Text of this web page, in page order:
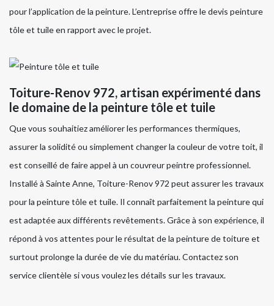
pour l’application de la peinture. L’entreprise offre le devis peinture
tôle et tuile en rapport avec le projet.
Toiture-Renov 972, artisan expérimenté dans
le domaine de la peinture tôle et tuile
Que vous souhaitiez améliorer les performances thermiques,
assurer la solidité ou simplement changer la couleur de votre toit, il
est conseillé de faire appel à un couvreur peintre professionnel.
Installé à Sainte Anne, Toiture-Renov 972 peut assurer les travaux
pour la peinture tôle et tuile. Il connaît parfaitement la peinture qui
est adaptée aux différents revêtements. Grâce à son expérience, il
répond à vos attentes pour le résultat de la peinture de toiture et
surtout prolonge la durée de vie du matériau. Contactez son
service clientèle si vous voulez les détails sur les travaux.